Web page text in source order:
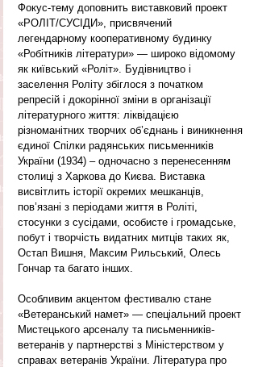
Фокус-тему доповнить виставковий проект
«РОЛІТ/СУСІДИ», присвячений
легендарному кооперативному будинку
«Робітників літератури» — широко відомому
як київський «Роліт». Будівництво і
заселення Роліту збіглося з початком
репресій і докорінної зміни в організації
літературного життя: ліквідацією
різноманітних творчих об’єднань і виникнення
єдиної Спілки радянських письменників
України (1934) – одночасно з перенесенням
столиці з Харкова до Києва. Виставка
висвітлить історії окремих мешканців,
пов’язані з періодами життя в Роліті,
стосунки з сусідами, особисте і громадське,
побут і творчість видатних митців таких як,
Остап Вишня, Максим Рильський, Олесь
Гончар та багато інших.
Особливим акцентом фестивалю стане
«Ветеранський намет» — спеціальний проект
Мистецького арсеналу та письменників-
ветеранів у партнерстві з Міністерством у
справах ветеранів України. Література про